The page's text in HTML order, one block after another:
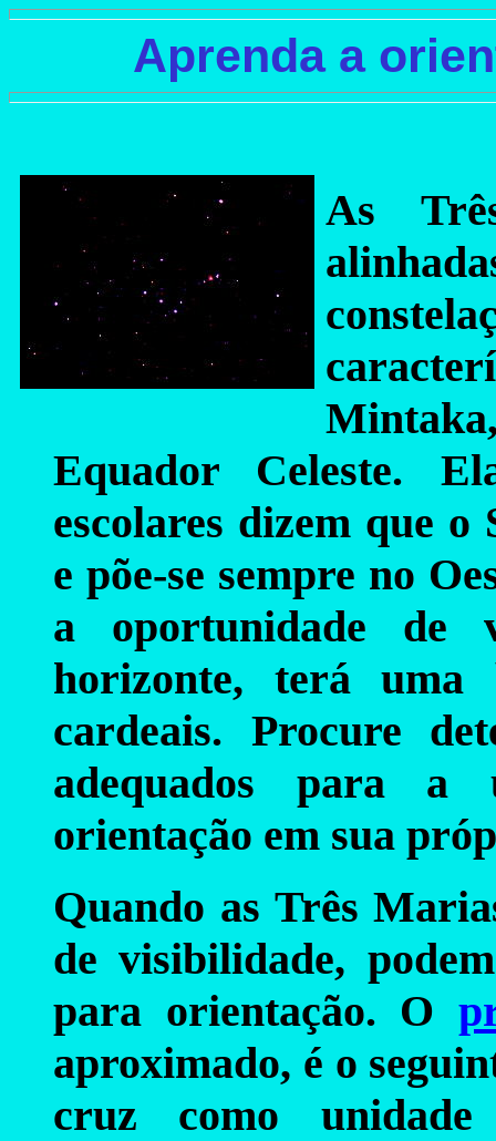
Aprenda a
As
Equador Celeste.
escolares dizem que o
e põe-se sempre no
a oportunidade de
horizonte, terá uma
cardeais. Procure
adequados para a
orientação em sua
Quando as Três
de visibilidade,
para orientação. O
aproximado, é o
cruz como